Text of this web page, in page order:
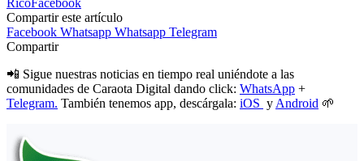
RicoFacebook
Compartir este artículo
Facebook Whatsapp Whatsapp Telegram
Compartir
📲 Sigue nuestras noticias en tiempo real uniéndote a las
comunidades de Caraota Digital dando click: WhatsApp +
Telegram. También tenemos app, descárgala: iOS y Android 🌱